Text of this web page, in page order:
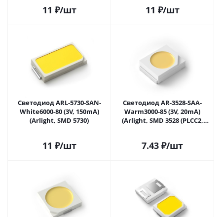
11 ₽/шт 11 ₽/шт
Светодиод ARL-5730-SAN-
White6000-80 (3V, 150mA)
(Arlight, SMD 5730)
11 ₽/шт
Светодиод AR-3528-SAA-
Warm3000-85 (3V, 20mA)
(Arlight, SMD 3528 (PLCC2,
7.43 ₽/шт